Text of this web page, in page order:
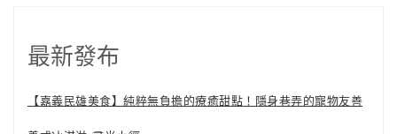
最新發布
【嘉義民雄美食】純粹無負擔的療癒甜點！隱身巷弄的寵物友善